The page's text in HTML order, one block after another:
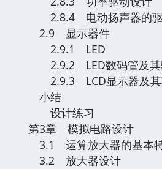
2.8.4 电动扬声器的
2.9 显示器件
2.9.1 LED
2.9.2 LED数码管及其
2.9.3 LCD显示器及其
小结
设计练习
第3章 模拟电路设计
3.1 运算放大器的基本
3.2 放大器设计